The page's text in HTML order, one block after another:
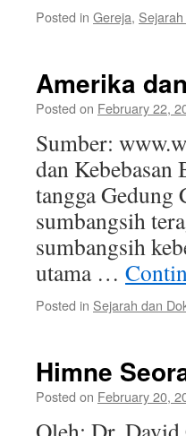
Posted in Gereja,
Amerika
Posted on February 22,
Sumber:
dan Kebebasan
tangga Gedung
sumbangsih
sumbangsih
utama …
Posted in Sejarah dan
Himne
Posted on February 20,